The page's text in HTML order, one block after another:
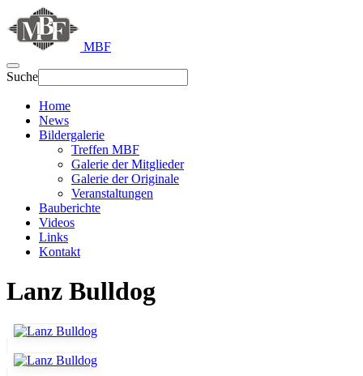
MBF
Suche
Home
News
Bildergalerie
Treffen MBF
Galerie der Mitglieder
Galerie der Originale
Veranstaltungen
Bauberichte
Videos
Links
Kontakt
Lanz Bulldog